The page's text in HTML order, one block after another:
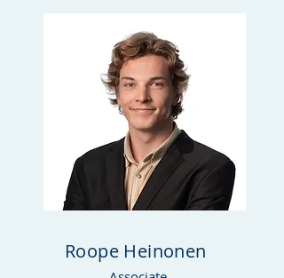
Roope Heinonen